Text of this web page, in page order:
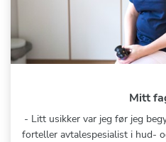
Mitt
- Litt usikker var jeg før jeg
forteller avtalespesialist i hud-